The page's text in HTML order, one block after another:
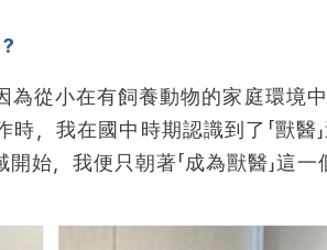
從小在有飼養動物的家庭環境
，我在國中時期認識到了「獸
始，我便只朝著「成為獸醫」這一